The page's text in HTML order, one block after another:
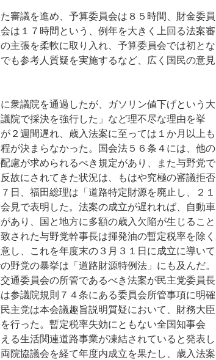
審議を進め、予算委員会は８５時間、財金委員
は１７時間という、例年を大きく上回る法案審
主張を柔軟に取り入れ、予算委員会では初とな
も参考人質疑を実施するなど、広く国民の意見
衆議院を通過したが、ガソリン値下げという大
院で採決を強行した」など理不尽な理由を挙
２週間遅れ、歳入法案に至っては１か月以上も
が決まらなかった。国会法５６条４には、他の
慮が求められるべき規定があり、また与野党で
故にされてきた状況は、もはや究極の審議拒否
日、福田総理は「道路特定財源を廃止し、２１
見で表明した。法案の成立が遅れれば、自動車
あり、国と地方に多額の歳入欠陥が生じること
された与野党幹事長は揮発油の暫定税率を除く
し、これを年度末の３月３１日に成立に導いて
野党の暴挙は「道路財源特例法」にも及んだ。
通委員会の所管であるべき法案が民主党委員長
参議院規則７４条にある委員会所管事項に明確
主党は本会議趣旨説明質疑において、財務大臣
行った。暫定税率失効にともない全国知事会
る生活関連道路事業が凍結されていると発表し
院協議会を経て年度内成立を果たし、歳入法案